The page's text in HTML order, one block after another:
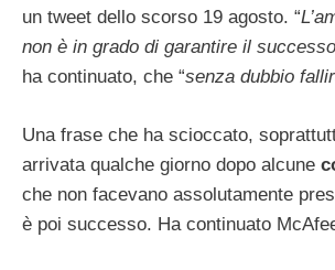
un tweet dello scorso 19 agosto. “
non è in grado di garantire il
ha continuato, che “senza dubbio
Una frase che ha scioccato,
arrivata qualche giorno dopo alcune
che non facevano assolutamente
è poi successo. Ha continuato